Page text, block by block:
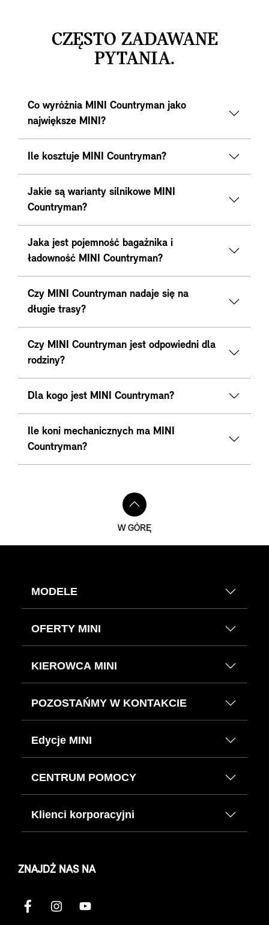
CZĘSTO ZADAWANE
PYTANIA.
Co wyróżnia MINI Countryman jako
największe MINI?
Ile kosztuje MINI Countryman?
Jakie są warianty silnikowe MINI
Countryman?
Jaka jest pojemność bagażnika i
ładowność MINI Countryman?
Czy MINI Countryman nadaje się na
długie trasy?
Czy MINI Countryman jest odpowiedni dla
rodziny?
Dla kogo jest MINI Countryman?
Ile koni mechanicznych ma MINI
Countryman?
W GÓRĘ
MODELE
OFERTY MINI
KIEROWCA MINI
POZOSTAŃMY W KONTAKCIE
Edycje MINI
CENTRUM POMOCY
Klienci korporacyjni
ZNAJDŹ NAS NA